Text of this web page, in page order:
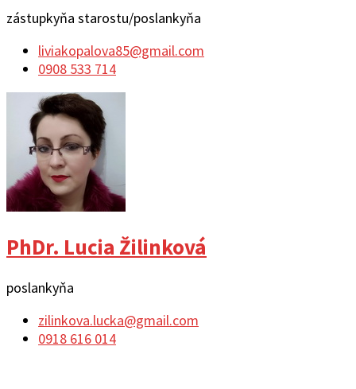
zástupkyňa starostu/poslankyňa
liviakopalova85@gmail.com
0908 533 714
PhDr. Lucia Žilinková
poslankyňa
zilinkova.lucka@gmail.com
0918 616 014